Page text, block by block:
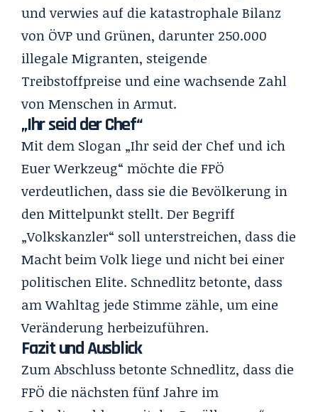
und verwies auf die katastrophale Bilanz
von ÖVP und Grünen, darunter 250.000
illegale Migranten, steigende
Treibstoffpreise und eine wachsende Zahl
von Menschen in Armut.
„Ihr seid der Chef“
Mit dem Slogan „Ihr seid der Chef und ich
Euer Werkzeug“ möchte die FPÖ
verdeutlichen, dass sie die Bevölkerung in
den Mittelpunkt stellt. Der Begriff
„Volkskanzler“ soll unterstreichen, dass die
Macht beim Volk liege und nicht bei einer
politischen Elite. Schnedlitz betonte, dass
am Wahltag jede Stimme zähle, um eine
Veränderung herbeizuführen.
Fazit und Ausblick
Zum Abschluss betonte Schnedlitz, dass die
FPÖ die nächsten fünf Jahre im